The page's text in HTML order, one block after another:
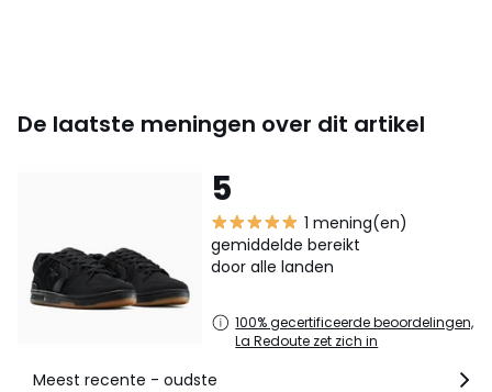
De laatste meningen over dit artikel
5
1 mening(en)
gemiddelde bereikt
door alle landen
100% gecertificeerde beoordelingen,
La Redoute zet zich in
Meest recente - oudste